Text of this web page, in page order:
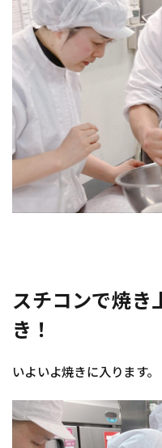
スチコンで焼き
き！
いよいよ焼きに入ります。